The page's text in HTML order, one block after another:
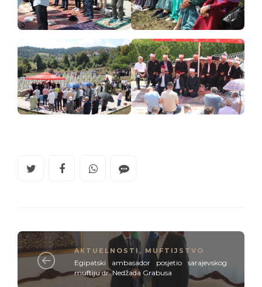
AKTUELNOSTI, MUFTIJSTVO
Egipatski ambasador posjetio sarajevskog
muftiju dr. Nedžada Grabusa